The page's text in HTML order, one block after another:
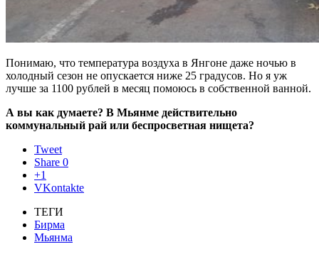
Понимаю, что температура воздуха в Янгоне даже ночью в
холодный сезон не опускается ниже 25 градусов. Но я уж
лучше за 1100 рублей в месяц помоюсь в собственной ванной.
А вы как думаете? В Мьянме действительно
коммунальный рай или беспросветная нищета?
Tweet
Share 0
+1
VKontakte
ТЕГИ
Бирма
Мьянма